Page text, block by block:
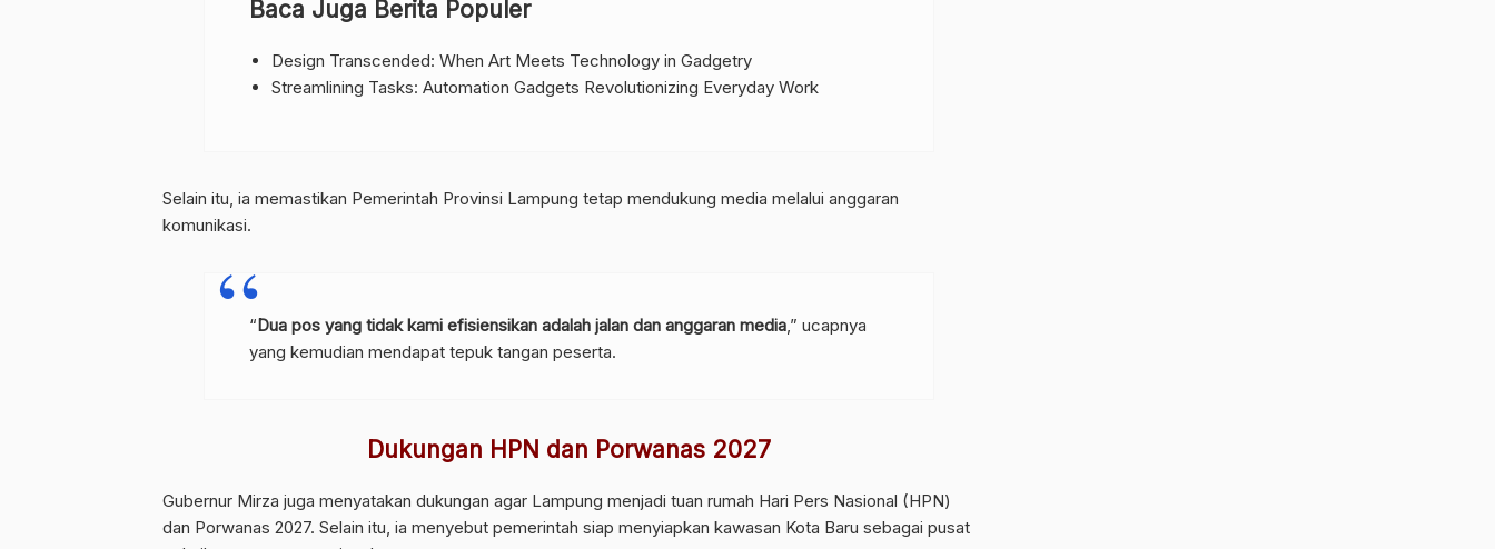
Baca Juga Berita Populer
Design Transcended: When Art Meets Technology in Gadgetry
Streamlining Tasks: Automation Gadgets Revolutionizing Everyday Work
Selain itu, ia memastikan Pemerintah Provinsi Lampung tetap mendukung media melalui anggaran
komunikasi.
“Dua pos yang tidak kami efisiensikan adalah jalan dan anggaran media,” ucapnya
yang kemudian mendapat tepuk tangan peserta.
Dukungan HPN dan Porwanas 2027
Gubernur Mirza juga menyatakan dukungan agar Lampung menjadi tuan rumah Hari Pers Nasional (HPN)
dan Porwanas 2027. Selain itu, ia menyebut pemerintah siap menyiapkan kawasan Kota Baru sebagai pusat